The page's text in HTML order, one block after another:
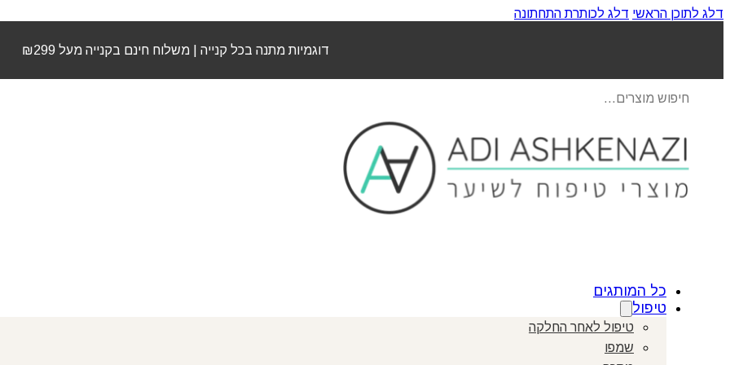
דלג לתוכן הראשי דלג לכותרת התחתונה
דוגמיות מתנה בכל קנייה | משלוח חינם בקנייה מעל ₪299
search
כל המותגים
טיפול
טיפול לאחר החלקה
שמפו